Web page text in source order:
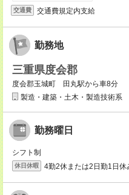
交通費 交通費規定内支給
勤務地
三重県度会郡
度会郡玉城町 田丸駅から車8分
製造・建築・土木・製造技術系
勤務曜日
シフト制
休日休暇 4勤2休または2日勤1日休